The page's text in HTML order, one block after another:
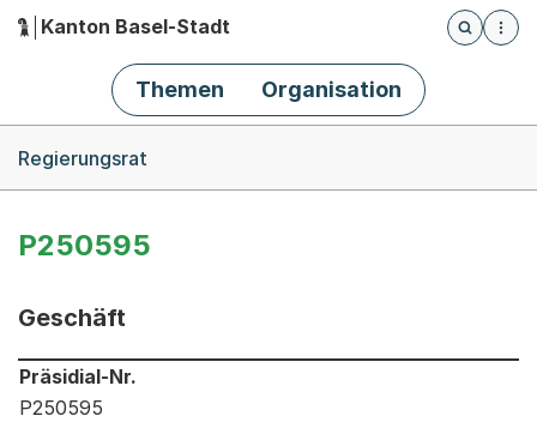
Hauptnavigation
Kanton Basel-Stadt
Öffnet
Themen Organisation
Regierungsrat
P250595
Geschäft
Informationen zum Ausgewählten Geschäft
Präsidial-Nr.
P250595